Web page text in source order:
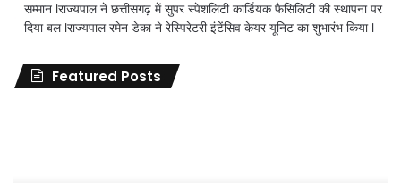
सम्मान lराज्यपाल ने छत्तीसगढ़ में सुपर स्पेशलिटी कार्डियक फैसिलिटी की स्थापना पर
दिया बल lराज्यपाल रमेन डेका ने रेस्पिरेटरी इंटेंसिव केयर यूनिट का शुभारंभ किया l
Featured Posts